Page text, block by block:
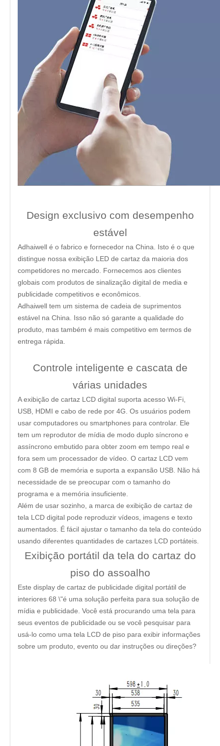
Design exclusivo com desempenho
estável
Adhaiwell é o fabrico e fornecedor na China. Isto é o que
distingue nossa exibição LED de cartaz da maioria dos
competidores no mercado. Fornecemos aos clientes
globais com produtos de sinalização digital de media e
publicidade competitivos e econômicos.
Adhaiwell tem um sistema de cadeia de suprimentos
estável na China. Isso não só garante a qualidade do
produto, mas também é mais competitivo em termos de
entrega rápida.
Controle inteligente e cascata de
várias unidades
A exibição de cartaz LCD digital suporta acesso Wi-Fi,
USB, HDMI e cabo de rede por 4G. Os usuários podem
usar computadores ou smartphones para controlar. Ele
tem um reprodutor de mídia de modo duplo síncrono e
assíncrono embutido para obter zoom em tempo real e
fora sem um processador de vídeo. O cartaz LCD vem
com 8 GB de memória e suporta a expansão USB. Não há
necessidade de se preocupar com o tamanho do
programa e a memória insuficiente.
Além de usar sozinho, a marca de exibição de cartaz de
tela LCD digital pode reproduzir vídeos, imagens e texto
aumentados. É fácil ajustar o tamanho da tela do conteúdo
usando diferentes quantidades de cartazes LCD portáteis.
Exibição portátil da tela do cartaz do
piso do assoalho
Este display de cartaz de publicidade digital portátil de
interiores 68 \"é uma solução perfeita para sua solução de
mídia e publicidade. Você está procurando uma tela para
seus eventos de publicidade ou se você pesquisar para
usá-lo como uma tela LCD de piso para exibir informações
sobre um produto, evento ou dar instruções ou direções?